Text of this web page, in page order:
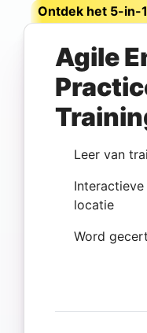
Ontdek het 5-in-
Agile
Leer van
locatie
Word